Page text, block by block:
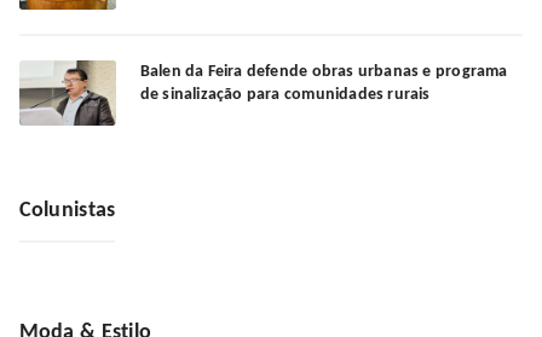
Balen da Feira defende obras urbanas e programa
de sinalização para comunidades rurais
Colunistas
Moda & Estilo